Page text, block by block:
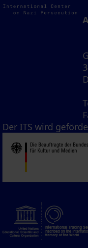
Der ITS wird